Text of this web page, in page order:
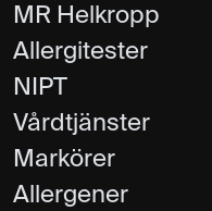
MR Helkropp
Allergitester
NIPT
Vårdtjänster
Markörer
Allergener